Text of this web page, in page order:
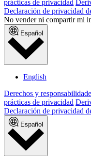
prácticas de privacidad
Declaración de privacidad
No vender ni compartir mi
Español
English
Derechos y
prácticas de privacidad
Declaración de privacidad
Español